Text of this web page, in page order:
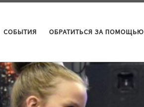
СОБЫТИЯ ОБРАТИТЬСЯ ЗА ПОМОЩЬЮ